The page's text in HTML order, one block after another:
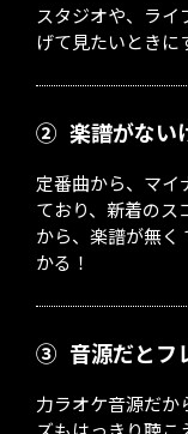
スタジオや、ラ
げて見たいときに
② 楽譜がない
定番曲から、マイ
ており、新着のス
から、楽譜が無く
かる！
③ 音源だとフ
力ラオケ音源だか